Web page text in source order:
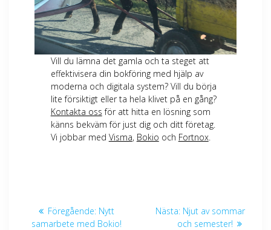
Vill du lämna det gamla och ta steget att
effektivisera din bokföring med hjälp av
moderna och digitala system? Vill du börja
lite försiktigt eller ta hela klivet på en gång?
Kontakta oss för att hitta en lösning som
känns bekväm för just dig och ditt företag.
Vi jobbar med Visma, Bokio och Fortnox.
Inläggsnavigering
Föregående: Föregående
inlägg:
Nytt
samarbete med Bokio!
Nästa: Nästa
inlägg:
Njut av sommar
och semester!